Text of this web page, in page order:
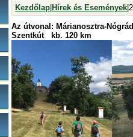
Kezdőlap Hírek és Események
Az útvonal: Márianosztra-
Szentkút kb. 120 km